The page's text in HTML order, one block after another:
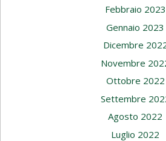
Febbraio 2023
Gennaio 2023
Dicembre
Novembre
Ottobre 2022
Settembre
Agosto 2022
Luglio 2022